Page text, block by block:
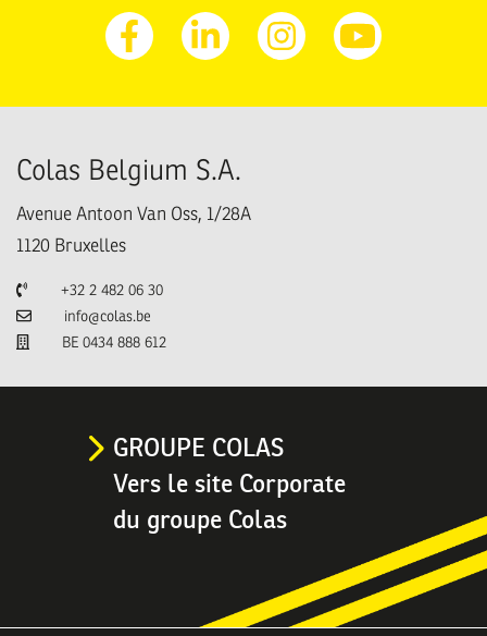
FacebookLinkedinInstagramYoutube
Colas Belgium S.A.
Avenue Antoon Van Oss, 1/28A
1120 Bruxelles
Téléphone
+32 2 482 06 30
Emailinfo@colas.be
BE 0434 888 612
GROUPE COLAS
Vers le site Corporate
du groupe Colas